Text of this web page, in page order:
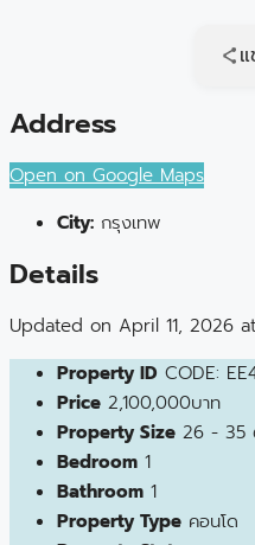
Address
Open on Google Maps
City: กรุงเทพ
Details
Updated on April 11, 2026
Property ID CODE:
Price 2,100,000บาท
Property Size 26 - 35
Bedroom 1
Bathroom 1
Property Type คอนโด